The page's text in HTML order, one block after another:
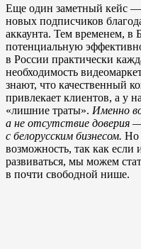
Еще один заметный кейс
новых подписчиков
аккаунта. Тем временем, в
потенциальную
в России практически
необходимость
знают, что качественный
привлекает клиентов, а у
«лишние траты». Именно
а не отсутствие доверия
с белорусским бизнесом. Но
возможность, так как если
развиваться, мы можем
в почти свободной нише.